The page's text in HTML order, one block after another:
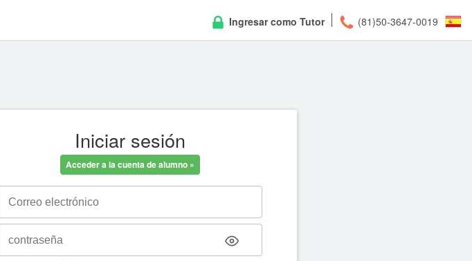
(81)50-3647-0019
Ingresar como Tutor
Iniciar sesión
Acceder a la cuenta de alumno »